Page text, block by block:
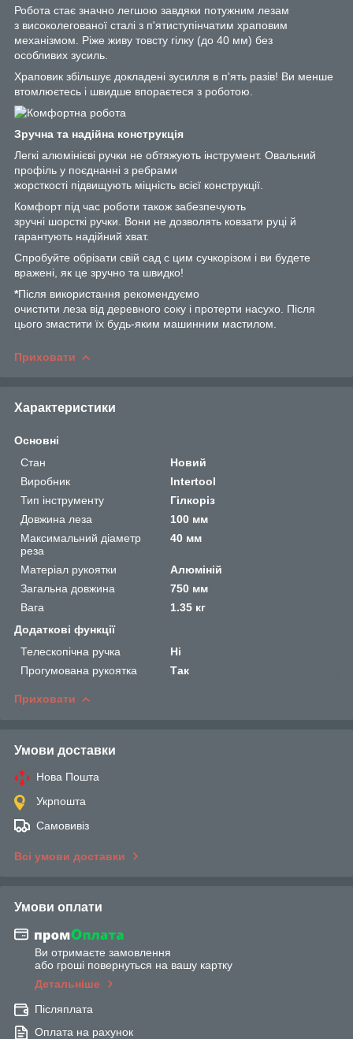
Робота стає значно легшою завдяки потужним лезам
з високолегованої сталі з п'ятиступінчатим храповим
механізмом. Ріже живу товсту гілку (до 40 мм) без
особливих зусиль.
Храповик збільшує докладені зусилля в п'ять разів! Ви менше
втомлюєтесь і швидше впораєтеся з роботою.
Зручна та надійна конструкція
Легкі алюмінієві ручки не обтяжують інструмент. Овальний
профіль у поєднанні з ребрами
жорсткості підвищують міцність всієї конструкції.
Комфорт під час роботи також забезпечують
зручні шорсткі ручки. Вони не дозволять ковзати руці й
гарантують надійний хват.
Спробуйте обрізати свій сад с цим сучкорізом і ви будете
вражені, як це зручно та швидко!
*Після використання рекомендуємо
очистити леза від деревного соку і протерти насухо. Після
цього змастити їх будь-яким машинним мастилом.
Приховати
Характеристики
Основні
Стан
Новий
Виробник
Intertool
Тип інструменту
Гілкоріз
Довжина леза
100 мм
Максимальний діаметр
реза
40 мм
Матеріал рукоятки
Алюміній
Загальна довжина
750 мм
Вага
1.35 кг
Додаткові функції
Телескопічна ручка
Ні
Прогумована рукоятка
Так
Приховати
Умови доставки
Нова Пошта
Укрпошта
Самовивіз
Всі умови доставки
Умови оплати
Ви отримаєте замовлення
або гроші повернуться на вашу картку
Детальніше
Післяплата
Оплата на рахунок